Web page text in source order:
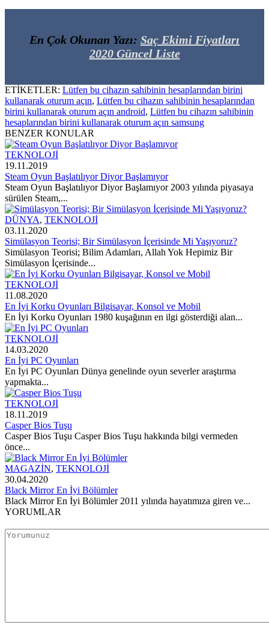
En Çok Okunan Yazı: Saç Ekimi Fiyatları
2020 Güncel Liste
ETİKETLER: Lütfen bu cihazın sahibinin hesaplarından birini
kullanarak oturum açın, Lütfen bu cihazın sahibinin hesaplarından
birini kullanarak oturum açın android, Lütfen bu cihazın sahibinin
hesaplarından birini kullanarak oturum açın samsung
BENZER KONULAR
TEKNOLOJİ
19.11.2019
Steam Oyun Başlatılıyor Diyor Başlamıyor
Steam Oyun Başlatılıyor Diyor Başlamıyor 2003 yılında piyasaya
sürülen Steam,...
DÜNYA, TEKNOLOJİ
03.11.2020
Simülasyon Teorisi; Bir Simülasyon İçerisinde Mi Yaşıyoruz?
Simülasyon Teorisi; Bilim Adamları, Allah Yok Hepimiz Bir
Simülasyon İçerisinde...
TEKNOLOJİ
11.08.2020
En İyi Korku Oyunları Bilgisayar, Konsol ve Mobil
En İyi Korku Oyunları 1980 kuşağının en ilgi gösterdiği alan...
TEKNOLOJİ
14.03.2020
En İyi PC Oyunları
En İyi PC Oyunları Dünya genelinde oyun severler araştırma
yapmakta...
TEKNOLOJİ
18.11.2019
Casper Bios Tuşu
Casper Bios Tuşu Casper Bios Tuşu hakkında bilgi vermeden
önce...
MAGAZİN, TEKNOLOJİ
30.04.2020
Black Mirror En İyi Bölümler
Black Mirror En İyi Bölümler 2011 yılında hayatımıza giren ve...
YORUMLAR